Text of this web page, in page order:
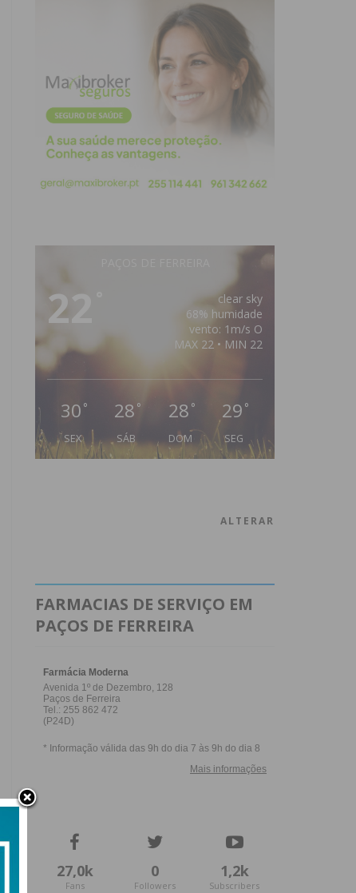
22
clear sky
68% humidade
vento: 1m/s O
MAX 22 • MIN 22
30 °
SEX
28 °
SÁB
28 °
DOM
29 °
SEG
ALTERAR
FARMACIAS DE SERVIÇO EM
PAÇOS DE FERREIRA
27,0k
Fans
0
Followers
1,2k
Subscribers